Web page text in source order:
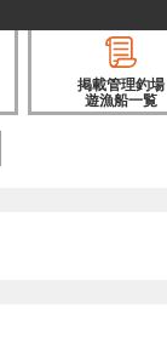
掲載管理釣場
遊漁船一覧